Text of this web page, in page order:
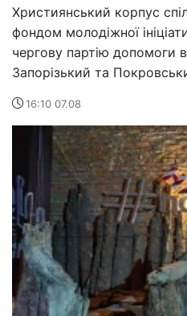
Християнський корпус
фондом молодіжної
чергову партію допомоги
Запорізький та
16:10 07.08